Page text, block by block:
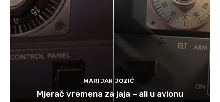
MARIJAN JOZIĆ
Mjerač vremena za jaja – ali u avionu